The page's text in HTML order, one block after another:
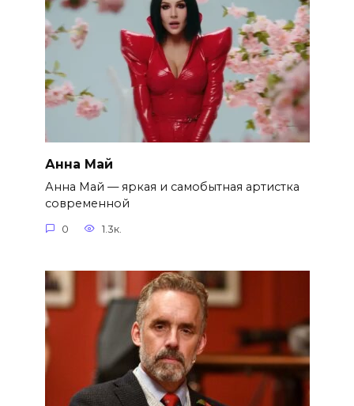
Анна Май
Анна Май — яркая и самобытная артистка
современной
0 1.3к.